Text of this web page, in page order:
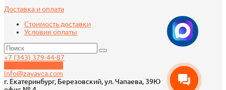
Доставка и оплата
Стоимость доставки
Условия оплаты
+7 (343) 379-44-87
info@zayavca.com
г. Екатеринбург, Березовский, ул. Чапаева, 39Ю